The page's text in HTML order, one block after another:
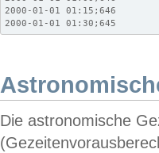
2000-01-01 01:15;646
2000-01-01 01:30;645
Die astronomische